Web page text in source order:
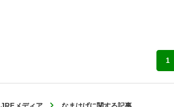
1